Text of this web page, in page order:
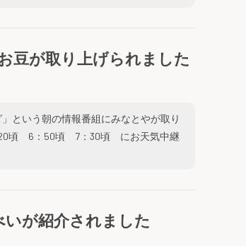
豆が取り上げられました
という朝の情報番組にみなとやが取り
20頃 6：50頃 7：30頃 にお天気中継
いが紹介されました